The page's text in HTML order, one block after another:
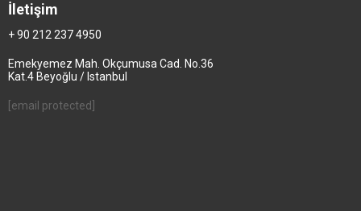
İletişim
+ 90 212 237 4950
Emekyemez Mah. Okçumusa Cad. No.36
Kat.4 Beyoğlu / Istanbul
[email protected]